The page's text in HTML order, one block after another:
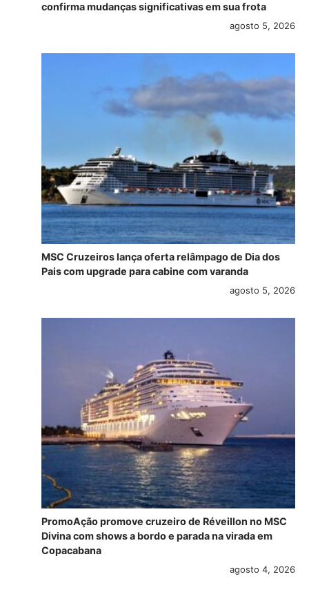
confirma mudanças significativas em sua frota
agosto 5, 2026
MSC Cruzeiros lança oferta relâmpago de Dia dos
Pais com upgrade para cabine com varanda
agosto 5, 2026
PromoAção promove cruzeiro de Réveillon no MSC
Divina com shows a bordo e parada na virada em
Copacabana
agosto 4, 2026